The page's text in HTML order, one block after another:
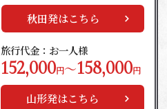
秋田発はこちら
旅行代金：お一人様
152,000円～158,000円
山形発はこちら